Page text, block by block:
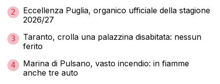
2
Eccellenza Puglia, organico ufficiale della stagione
2026/27
3
Taranto, crolla una palazzina disabitata: nessun
ferito
4
Marina di Pulsano, vasto incendio: in fiamme
anche tre auto